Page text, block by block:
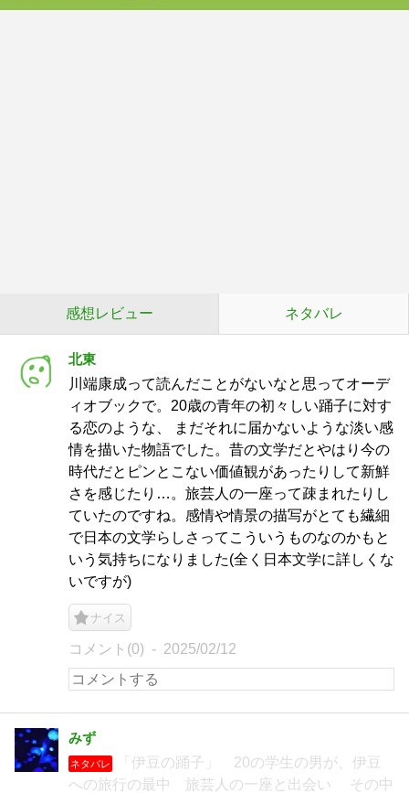
感想レビュー ネタバレ
北東
川端康成って読んだことがないなと思ってオーデ
ィオブックで。20歳の青年の初々しい踊子に対す
る恋のような、 まだそれに届かないような淡い感
情を描いた物語でした。昔の文学だとやはり今の
時代だとピンとこない価値観があったりして新鮮
さを感じたり…。旅芸人の一座って疎まれたりし
ていたのですね。感情や情景の描写がとても繊細
で日本の文学らしさってこういうものなのかもと
いう気持ちになりました(全く日本文学に詳しくな
いですが)
ナイス
コメント(0) 2025/02/12
みず
ネタバレ
「伊豆の踊子」 20の学生の男が、伊豆
への旅行の最中 旅芸人の一座と出会い その中